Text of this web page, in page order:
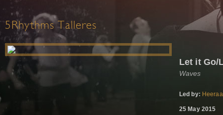
5Rhythms Talleres
Let it Go/
Waves
Led by:
25 May 2015